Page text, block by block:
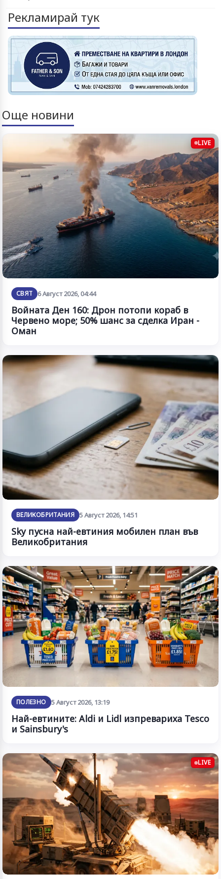
Рекламирай тук
Още новини
LIVE
СВЯТ 6 Август 2026, 04:44
Войната Ден 160: Дрон потопи кораб в
Червено море; 50% шанс за сделка Иран -
Оман
ВЕЛИКОБРИТАНИЯ 5 Август 2026, 14:51
Sky пусна най-евтиния мобилен план във
Великобритания
ПОЛЕЗНО 5 Август 2026, 13:19
Най-евтините: Aldi и Lidl изпревариха Tesco
и Sainsbury's
LIVE